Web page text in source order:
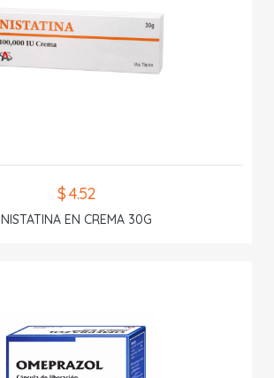
$ 4.52
NISTATINA EN CREMA 30G